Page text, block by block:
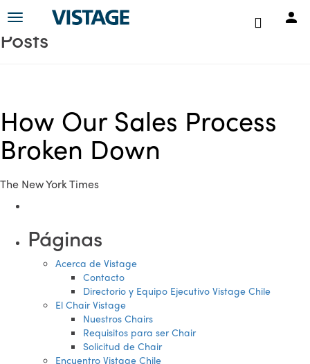
Toggle
Posts
How Our Sales Process
Broken Down
The New York Times
Páginas
Acerca de Vistage
Contacto
Directorio y Equipo Ejecutivo Vistage Chile
El Chair Vistage
Nuestros Chairs
Requisitos para ser Chair
Solicitud de Chair
Encuentro Vistage Chile